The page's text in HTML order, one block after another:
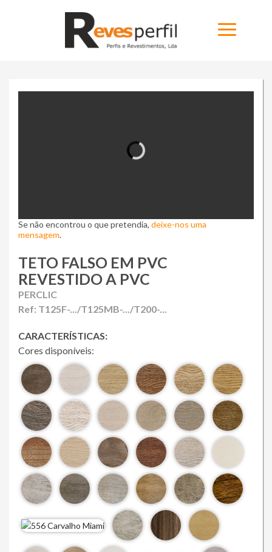
Novidades
Sobre
Loja Online
Se não encontrou o que pretendia, deixe-nos uma
mensagem.
TETO FALSO EM PVC
REVESTIDO A PVC
PERCLIC
Ref: T125F-.../T125MB-.../T200-...
CARACTERÍSTICAS:
Cores disponíveis: